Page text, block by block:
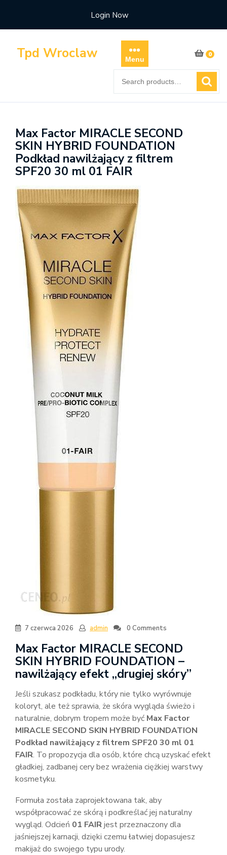
content
Login Now
Tpd Wroclaw Menu
0
for:
Max Factor MIRACLE SECOND
SKIN HYBRID FOUNDATION
Podkład nawilżający z filtrem
SPF20 30 ml 01 FAIR
7 czerwca 2026 admin 0 Comments
Max Factor MIRACLE SECOND
SKIN HYBRID FOUNDATION –
nawilżający efekt „drugiej skóry”
Jeśli szukasz podkładu, który nie tylko wyrównuje
koloryt, ale też sprawia, że skóra wygląda świeżo i
naturalnie, dobrym tropem może być Max Factor
MIRACLE SECOND SKIN HYBRID FOUNDATION
Podkład nawilżający z filtrem SPF20 30 ml 01
FAIR. To propozycja dla osób, które chcą uzyskać efekt
gładkiej, zadbanej cery bez wrażenia ciężkiej warstwy
kosmetyku.
Formuła została zaprojektowana tak, aby
współpracować ze skórą i podkreślać jej naturalny
wygląd. Odcień 01 FAIRjest przeznaczony dla
jaśniejszej karnacji, dzięki czemu łatwiej dopasujesz
makijaż do swojego typu urody.